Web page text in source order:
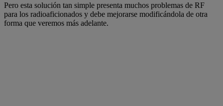
Pero esta solución tan simple presenta muchos problemas de RF
para los radioaficionados y debe mejorarse modificándola de otra
forma que veremos más adelante.